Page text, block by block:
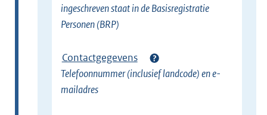
ingeschreven staat in de Basisregistratie
Personen (BRP)
Contactgegevens
Telefoonnummer (inclusief landcode) en e-
mailadres